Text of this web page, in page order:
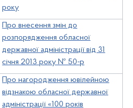
року
Про внесення змін до
розпорядження обласної
державної адміністрації від 31
січня 2013 року № 50-р
Про нагородження ювілейною
відзнакою обласної державної
адміністрації «100 років